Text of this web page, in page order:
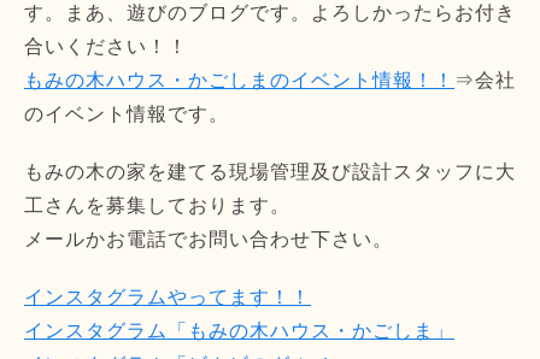
す。まあ、遊びのブログです。よろしかったらお付き
合いください！！
もみの木ハウス・かごしまのイベント情報！！ ⇒会社
のイベント情報です。
もみの木の家を建てる現場管理及び設計スタッフに大
工さんを募集しております。
メールかお電話でお問い合わせ下さい。
インスタグラムやってます！！
インスタグラム「もみの木ハウス・かごしま」